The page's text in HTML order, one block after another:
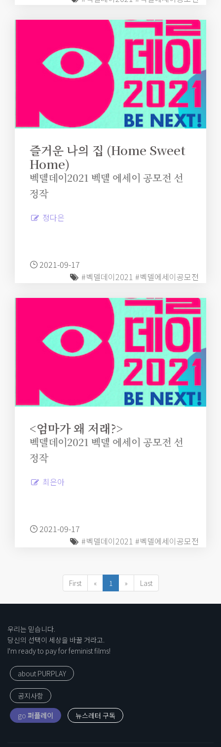
즐거운 나의 집 (Home Sweet
Home)
벡델데이2021 벡델 에세이 공모전 선
정작
정다은
2021-09-17
#벡델데이2021 #벡델에세이공모전
<엄마가 왜 저래?>
벡델데이2021 벡델 에세이 공모전 선
정작
최은아
2021-09-17
#벡델데이2021 #벡델에세이공모전
First « 1 » Last
우리는 믿습니다.
당신의 선택이 세상을 바꿀 거라고.
I'm ready to pay for feminist films!
about PURPLAY
공지사항
go 퍼플레이